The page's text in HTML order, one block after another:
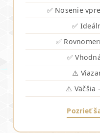
✅ Nosenie
✅
✅
✅
⚠️
⚠️ Väčšia
Pozrieť